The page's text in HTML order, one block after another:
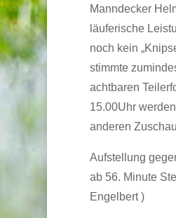
Manndecker
läuferische
noch kein
stimmte
achtbaren
15.00Uhr
anderen
Aufstellung
ab 56. Minute
Engelbert )